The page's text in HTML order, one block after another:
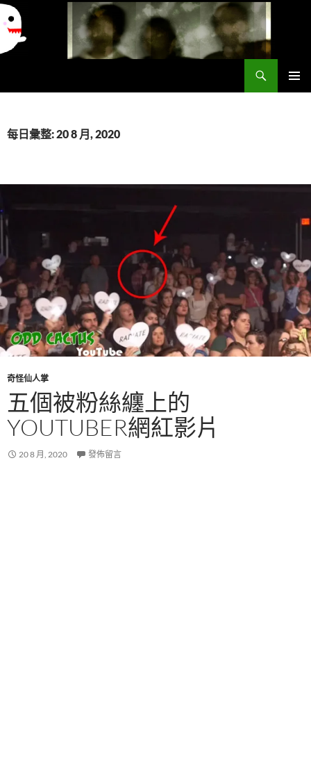
要
每日彙整: 20 8 月, 2020
奇怪仙人掌
五個被粉絲纏上的
YOUTUBER網紅影片
20 8 月, 2020 發佈留言